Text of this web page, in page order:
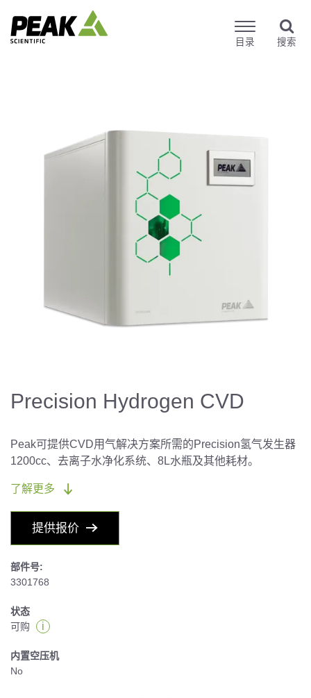
目录 搜索
部件号:
3301768
状态
可购
i
内置空压机
No
Precision Hydrogen CVD
Peak可提供CVD用气解决方案所需的Precision氢气发生器
1200cc、去离子水净化系统、8L水瓶及其他耗材。
了解更多
提供报价